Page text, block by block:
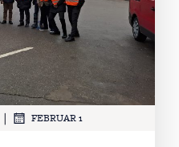
| FEBRUAR 1